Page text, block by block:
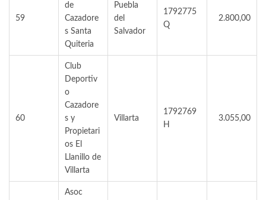
59
de
Cazadore
s Santa
Quiteria
Puebla
del
Salvador
1792775
Q
2.800,00
60
Club
Deportiv
o
Cazadore
s y
Propietari
os El
Llanillo de
Villarta
Villarta
1792769
H
3.055,00
Asoc